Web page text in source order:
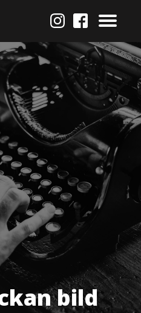
bild